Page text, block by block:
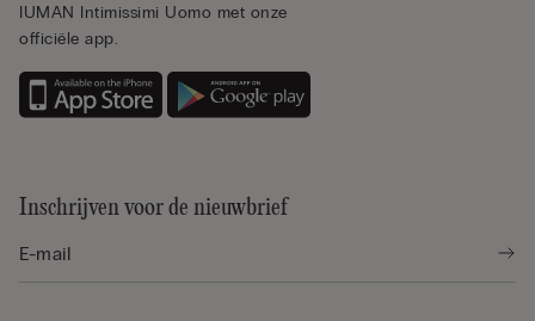
IUMAN Intimissimi Uomo met onze
officiële app.
Inschrijven voor de nieuwbrief